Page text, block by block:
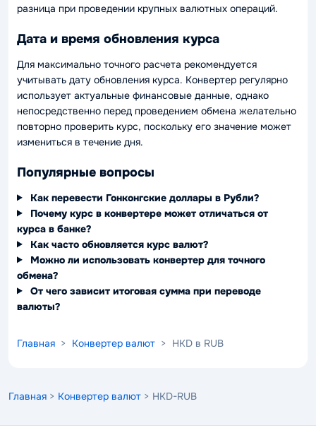
разница при проведении крупных валютных операций.
Дата и время обновления курса
Для максимально точного расчета рекомендуется
учитывать дату обновления курса. Конвертер регулярно
использует актуальные финансовые данные, однако
непосредственно перед проведением обмена желательно
повторно проверить курс, поскольку его значение может
измениться в течение дня.
Популярные вопросы
Как перевести Гонконгские доллары в Рубли?
Почему курс в конвертере может отличаться от
курса в банке?
Как часто обновляется курс валют?
Можно ли использовать конвертер для точного
обмена?
От чего зависит итоговая сумма при переводе
валюты?
Главная > Конвертер валют > HKD в RUB
Главная > Конвертер валют > HKD-RUB